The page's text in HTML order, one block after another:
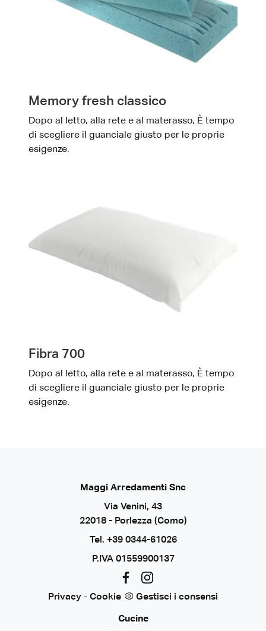
Memory fresh classico
Dopo al letto, alla rete e al materasso, È tempo
di scegliere il guanciale giusto per le proprie
esigenze.
Fibra 700
Dopo al letto, alla rete e al materasso, È tempo
di scegliere il guanciale giusto per le proprie
esigenze.
Maggi Arredamenti Snc
Via Venini, 43
22018 - Porlezza (Como)
Tel. +39 0344-61026
P.IVA 01559900137
Privacy - Cookie Gestisci i consensi
Cucine